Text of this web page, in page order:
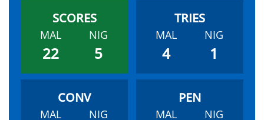
MAL NIG
22 5
MAL NIG
4 1
MAL NIG MAL NIG